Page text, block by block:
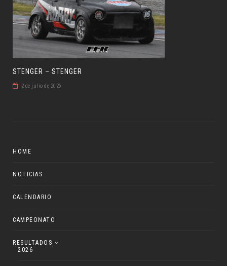
STENGER – STENGER
2 de julio de 2026
HOME
NOTICIAS
CALENDARIO
CAMPEONATO
RESULTADOS
2026